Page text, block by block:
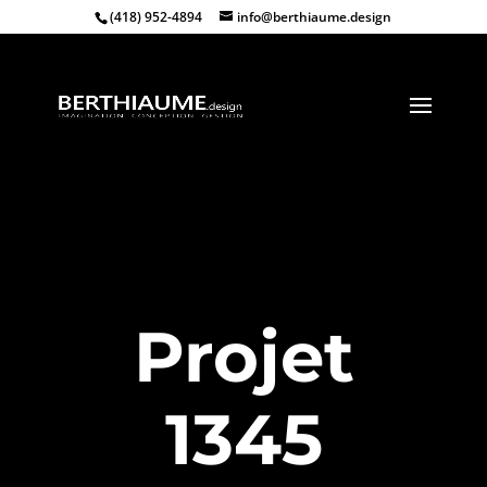
(418) 952-4894 info@berthiaume.design
Projet
1345